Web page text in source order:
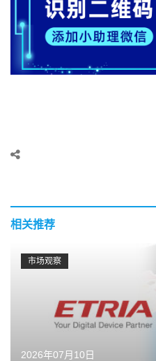
相关推荐
市场观察
2026年07月10日